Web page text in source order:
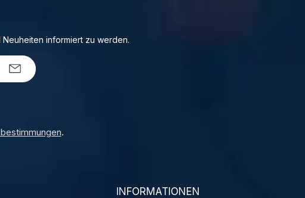
informiert zu werden.
.
INFORMATIONEN